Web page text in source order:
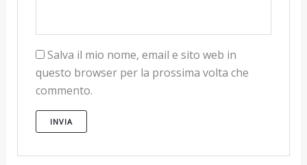
Salva il mio nome, email e sito web in
questo browser per la prossima volta che
commento.